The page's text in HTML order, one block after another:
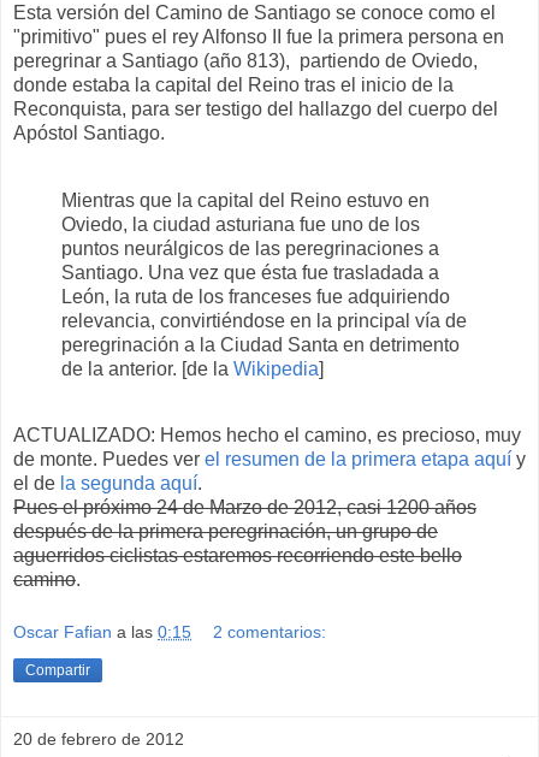
Esta versión del Camino de Santiago se conoce como el
"primitivo" pues el rey Alfonso II fue la primera persona en
peregrinar a Santiago (año 813), partiendo de Oviedo,
donde estaba la capital del Reino tras el inicio de la
Reconquista, para ser testigo del hallazgo del cuerpo del
Apóstol Santiago.
Mientras que la capital del Reino estuvo en
Oviedo, la ciudad asturiana fue uno de los
puntos neurálgicos de las peregrinaciones a
Santiago. Una vez que ésta fue trasladada a
León, la ruta de los franceses fue adquiriendo
relevancia, convirtiéndose en la principal vía de
peregrinación a la Ciudad Santa en detrimento
de la anterior. [de la Wikipedia]
ACTUALIZADO: Hemos hecho el camino, es precioso, muy
de monte. Puedes ver el resumen de la primera etapa aquí y
el de la segunda aquí.
Pues el próximo 24 de Marzo de 2012, casi 1200 años
después de la primera peregrinación, un grupo de
aguerridos ciclistas estaremos recorriendo este bello
camino.
Oscar Fafian a las 0:15 2 comentarios:
Compartir
20 de febrero de 2012